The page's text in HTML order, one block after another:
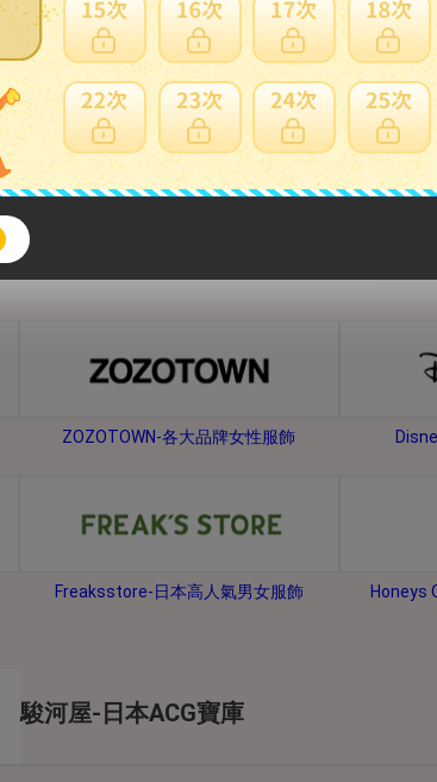
活動期間：
本月每完成簽到7次，系統會即時發放「$10 Letao Dollar」
會員需完成手機認證才可參加本活動，若要參加APP加碼活
與商品金額。
Letao Dollar不可用於購買商品為「門票、優惠券、住宿券
男裝
內衣、睡衣
ZOZOTOWN-各大品牌女性服飾
Freaksstore-日本高人氣男女服飾 Honeys
駿河屋-日本ACG寶庫